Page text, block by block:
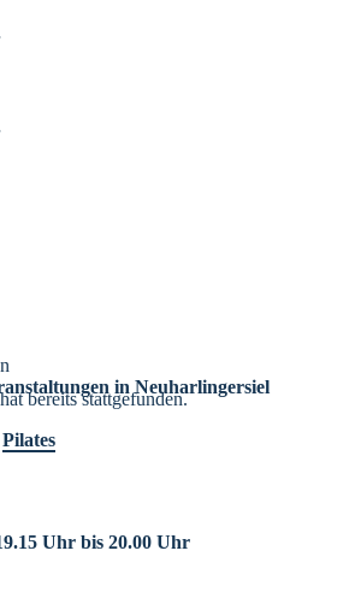
in Neuharlingersiel
bereits stattgefunden.
Pilates
Uhr bis 20.00 Uhr